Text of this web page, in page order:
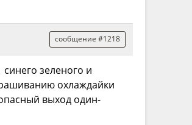
сообщение #1218
зеленого и
охлаждайки
выход один-